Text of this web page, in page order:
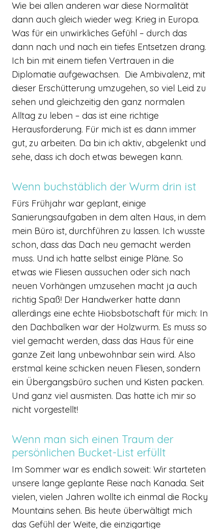
Wie bei allen anderen war diese Normalität
dann auch gleich wieder weg: Krieg in Europa.
Was für ein unwirkliches Gefühl – durch das
dann nach und nach ein tiefes Entsetzen drang.
Ich bin mit einem tiefen Vertrauen in die
Diplomatie aufgewachsen. Die Ambivalenz, mit
dieser Erschütterung umzugehen, so viel Leid zu
sehen und gleichzeitig den ganz normalen
Alltag zu leben – das ist eine richtige
Herausforderung. Für mich ist es dann immer
gut, zu arbeiten. Da bin ich aktiv, abgelenkt und
sehe, dass ich doch etwas bewegen kann.
Wenn buchstäblich der Wurm drin ist
Fürs Frühjahr war geplant, einige
Sanierungsaufgaben in dem alten Haus, in dem
mein Büro ist, durchführen zu lassen. Ich wusste
schon, dass das Dach neu gemacht werden
muss. Und ich hatte selbst einige Pläne. So
etwas wie Fliesen aussuchen oder sich nach
neuen Vorhängen umzusehen macht ja auch
richtig Spaß! Der Handwerker hatte dann
allerdings eine echte Hiobsbotschaft für mich: In
den Dachbalken war der Holzwurm. Es muss so
viel gemacht werden, dass das Haus für eine
ganze Zeit lang unbewohnbar sein wird. Also
erstmal keine schicken neuen Fliesen, sondern
ein Übergangsbüro suchen und Kisten packen.
Und ganz viel ausmisten. Das hatte ich mir so
nicht vorgestellt!
Wenn man sich einen Traum der
persönlichen Bucket-List erfüllt
Im Sommer war es endlich soweit: Wir starteten
unsere lange geplante Reise nach Kanada. Seit
vielen, vielen Jahren wollte ich einmal die Rocky
Mountains sehen. Bis heute überwältigt mich
das Gefühl der Weite, die einzigartige